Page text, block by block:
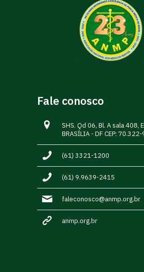
Fale conosco
SHS. Qd 06, Bl. A sala 408,
BRASÍLIA - DF CEP:
(61) 3321-1200
(61) 9.9639-2415
faleconosco@anmp.org.br
anmp.org.br